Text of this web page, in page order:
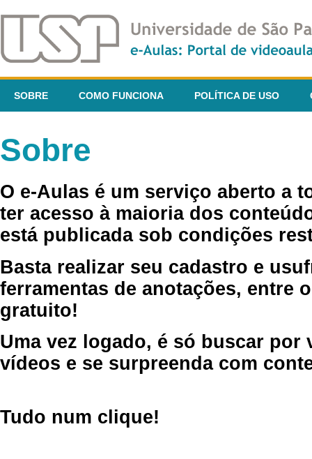
SOBRE COMO FUNCIONA POLÍTICA DE USO
Sobre
O e-Aulas é um serviço aberto a
ter acesso à maioria dos
está publicada sob condições
Basta realizar seu cadastro e
ferramentas de anotações, entre
gratuito!
Uma vez logado, é só buscar por
vídeos e se surpreenda com
Tudo num clique!